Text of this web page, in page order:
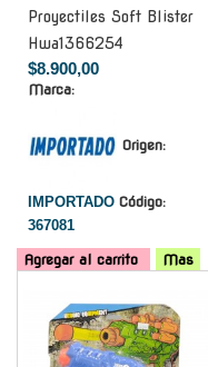
Proyectiles Soft Blister
Hwa1366254
$8.900,00
Marca:
Origen:
IMPORTADO Código:
367081
Agregar al carrito Mas